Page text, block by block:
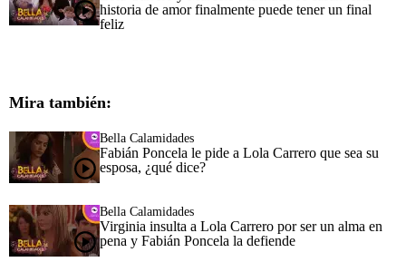
historia de amor finalmente puede tener un final
feliz
Mira también:
Bella Calamidades
Fabián Poncela le pide a Lola Carrero que sea su
esposa, ¿qué dice?
Bella Calamidades
Virginia insulta a Lola Carrero por ser un alma en
pena y Fabián Poncela la defiende